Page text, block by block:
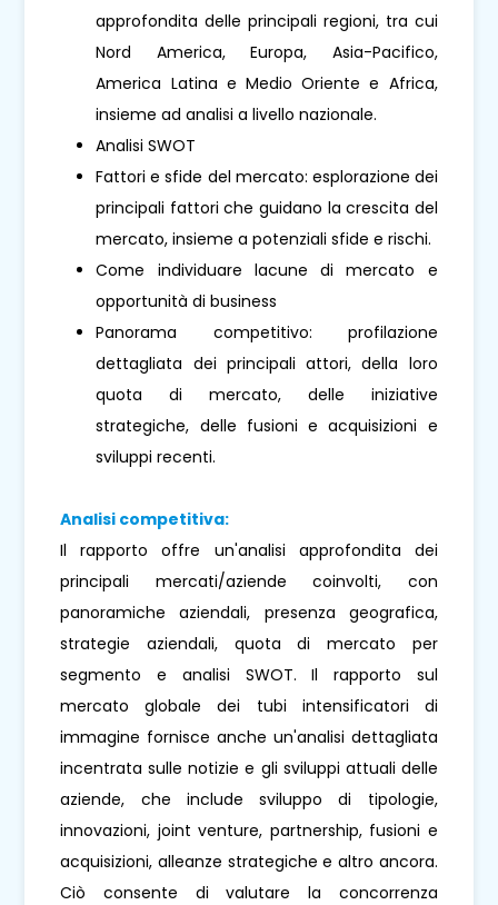
approfondita delle principali regioni, tra cui
Nord America, Europa, Asia-Pacifico,
America Latina e Medio Oriente e Africa,
insieme ad analisi a livello nazionale.
Analisi SWOT
Fattori e sfide del mercato: esplorazione dei
principali fattori che guidano la crescita del
mercato, insieme a potenziali sfide e rischi.
Come individuare lacune di mercato e
opportunità di business
Panorama competitivo: profilazione
dettagliata dei principali attori, della loro
quota di mercato, delle iniziative
strategiche, delle fusioni e acquisizioni e
sviluppi recenti.
Analisi competitiva:
Il rapporto offre un'analisi approfondita dei
principali mercati/aziende coinvolti, con
panoramiche aziendali, presenza geografica,
strategie aziendali, quota di mercato per
segmento e analisi SWOT. Il rapporto sul
mercato globale dei tubi intensificatori di
immagine fornisce anche un'analisi dettagliata
incentrata sulle notizie e gli sviluppi attuali delle
aziende, che include sviluppo di tipologie,
innovazioni, joint venture, partnership, fusioni e
acquisizioni, alleanze strategiche e altro ancora.
Ciò consente di valutare la concorrenza